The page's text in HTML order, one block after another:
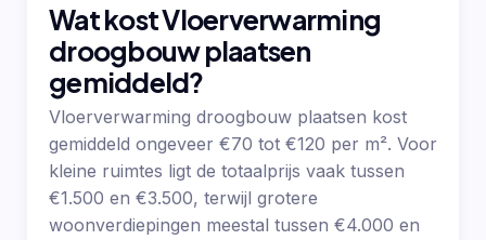
Wat kost Vloerverwarming
droogbouw plaatsen
gemiddeld?
Vloerverwarming droogbouw plaatsen kost
gemiddeld ongeveer €70 tot €120 per m². Voor
kleine ruimtes ligt de totaalprijs vaak tussen
€1.500 en €3.500, terwijl grotere
woonverdiepingen meestal tussen €4.000 en